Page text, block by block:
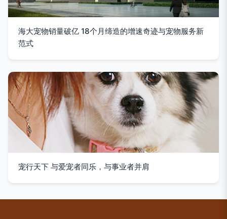
海大宠物销量破亿 18个月缔造的增速奇迹与宠物服务新
范式
宠行天下 与爱宠者同乐，与事业者并肩